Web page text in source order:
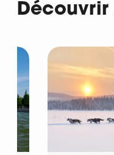
Découvrir